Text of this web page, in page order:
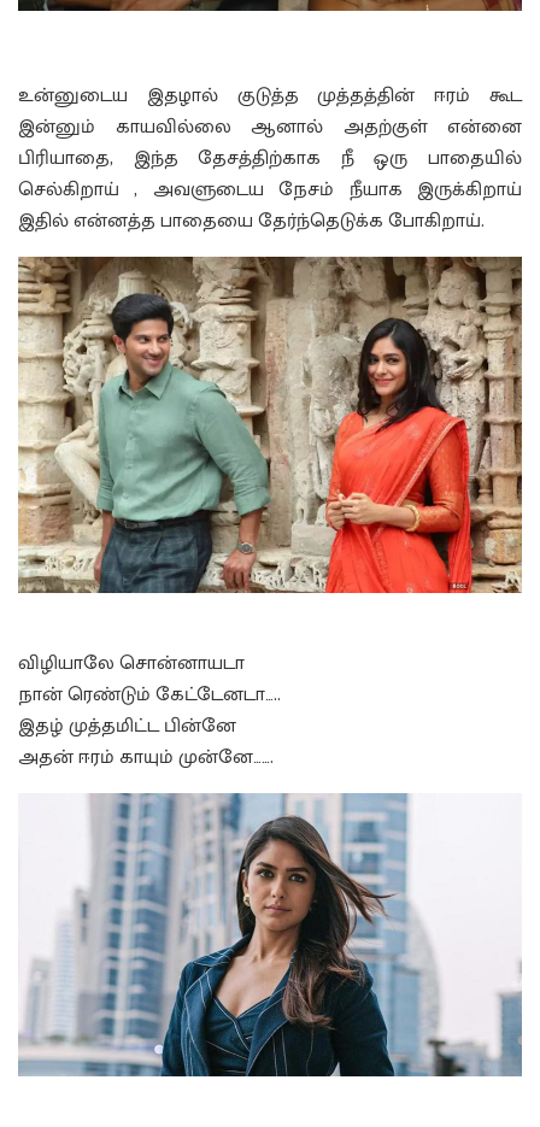
உன்னுடைய இதழால் குடுத்த முத்தத்தின் ஈரம் கூட
இன்னும் காயவில்லை ஆனால் அதற்குள் என்னை
பிரியாதை, இந்த தேசத்திற்காக நீ ஒரு பாதையில்
செல்கிறாய் , அவளுடைய நேசம் நீயாக இருக்கிறாய்
இதில் என்னத்த பாதையை தேர்ந்தெடுக்க போகிறாய்.
விழியாலே சொன்னாயடா
நான் ரெண்டும் கேட்டேனடா…..
இதழ் முத்தமிட்ட பின்னே
அதன் ஈரம் காயும் முன்னே…….